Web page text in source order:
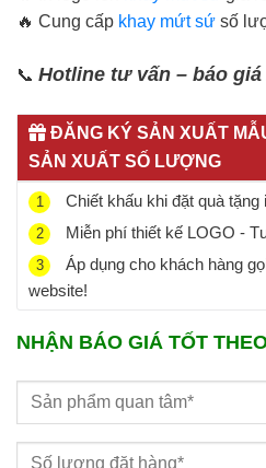
🔥 Cung cấp khay mứt sứ số
📞 Hotline tư vấn – báo giá
ĐĂNG KÝ SẢN XUẤT
SẢN XUẤT SỐ LƯỢNG
1 Chiết khấu khi đặt quà
2 Miễn phí thiết kế LOGO -
3
Áp dụng cho khách hàng
website!
NHẬN BÁO GIÁ TỐT